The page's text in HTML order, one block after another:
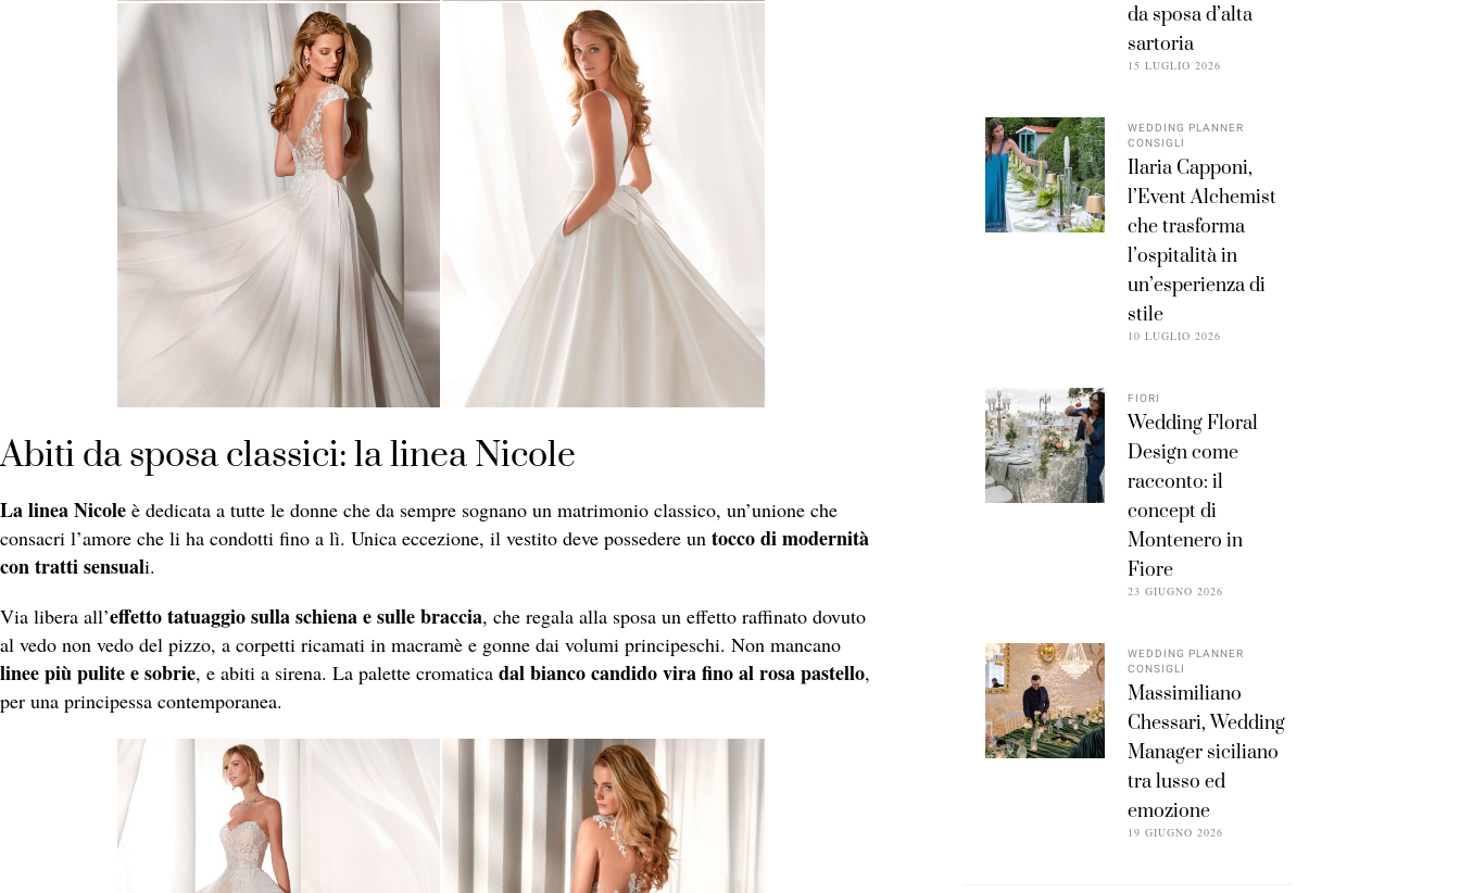
Abiti da sposa classici: la linea Nicole
La linea Nicole è dedicata a tutte le donne che da sempre sognano un matrimonio classico, un’unione che
consacri l’amore che li ha condotti fino a lì. Unica eccezione, il vestito deve possedere un tocco di modernità
con tratti sensuali.
Via libera all’effetto tatuaggio sulla schiena e sulle braccia, che regala alla sposa un effetto raffinato dovuto
al vedo non vedo del pizzo, a corpetti ricamati in macramè e gonne dai volumi principeschi. Non mancano
linee più pulite e sobrie, e abiti a sirena. La palette cromatica dal bianco candido vira fino al rosa pastello,
per una principessa contemporanea.
da sposa d’alta
sartoria
15 LUGLIO 2026
WEDDING PLANNER
CONSIGLI
Ilaria Capponi,
l’Event Alchemist
che trasforma
l’ospitalità in
un’esperienza di
stile
10 LUGLIO 2026
FIORI
Wedding Floral
Design come
racconto: il
concept di
Montenero in
Fiore
23 GIUGNO 2026
WEDDING PLANNER
CONSIGLI
Massimiliano
Chessari, Wedding
Manager siciliano
tra lusso ed
emozione
19 GIUGNO 2026